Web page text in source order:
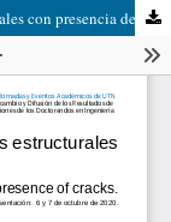
Estudio de vibraciones en componentes estructurales con presencia de fisuras